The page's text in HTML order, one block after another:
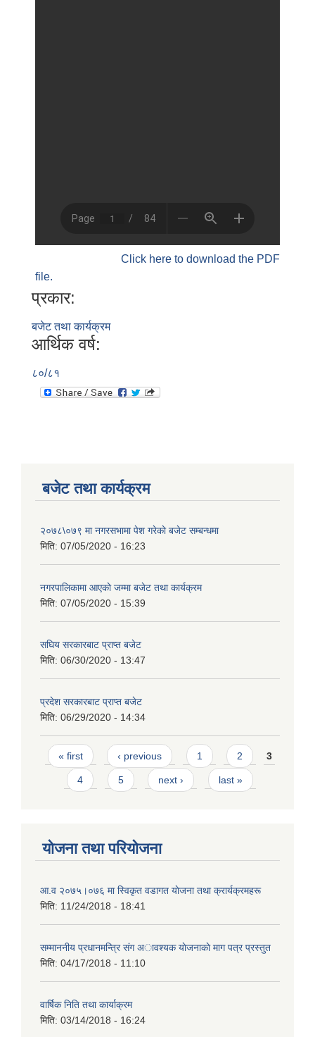
Click here to download the PDF
file.
प्रकार:
बजेट तथा कार्यक्रम
आर्थिक वर्ष:
८०/८१
बजेट तथा कार्यक्रम
२०७८\०७९ मा नगरसभामा पेश गरेकाे बजेट सम्बन्धमा
मिति: 07/05/2020 - 16:23
नगरपालिकामा आएकाे जम्मा बजेट तथा कार्यक्रम
मिति: 07/05/2020 - 15:39
सघिय सरकारबाट प्राप्त बजेट
मिति: 06/30/2020 - 13:47
प्रदेश सरकारबाट प्राप्त बजेट
मिति: 06/29/2020 - 14:34
Pages
« first ‹ previous 1 2 3
4 5 next › last »
योजना तथा परियोजना
आ.व २०७५।०७६ मा स्विकृत वडागत याेजना तथा क्रार्यक्रमहरू
मिति: 11/24/2018 - 18:41
सम्माननीय प्रधानमन्त्रि संग अावश्यक याेजनाकाे माग पत्र प्रस्तुत
मिति: 04/17/2018 - 11:10
वार्षिक निति तथा कार्याक्रम
मिति: 03/14/2018 - 16:24